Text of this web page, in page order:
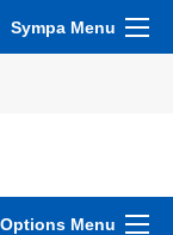
Sympa Menu
Menu